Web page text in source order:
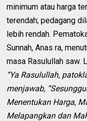
minimum atau harga
terendah; pedagang
lebih rendah.
Sunnah, Anas ra,
masa Rasulullah saw.
“Ya Rasulullah,
menjawab,
Menentukan Harga,
Melapangkan dan